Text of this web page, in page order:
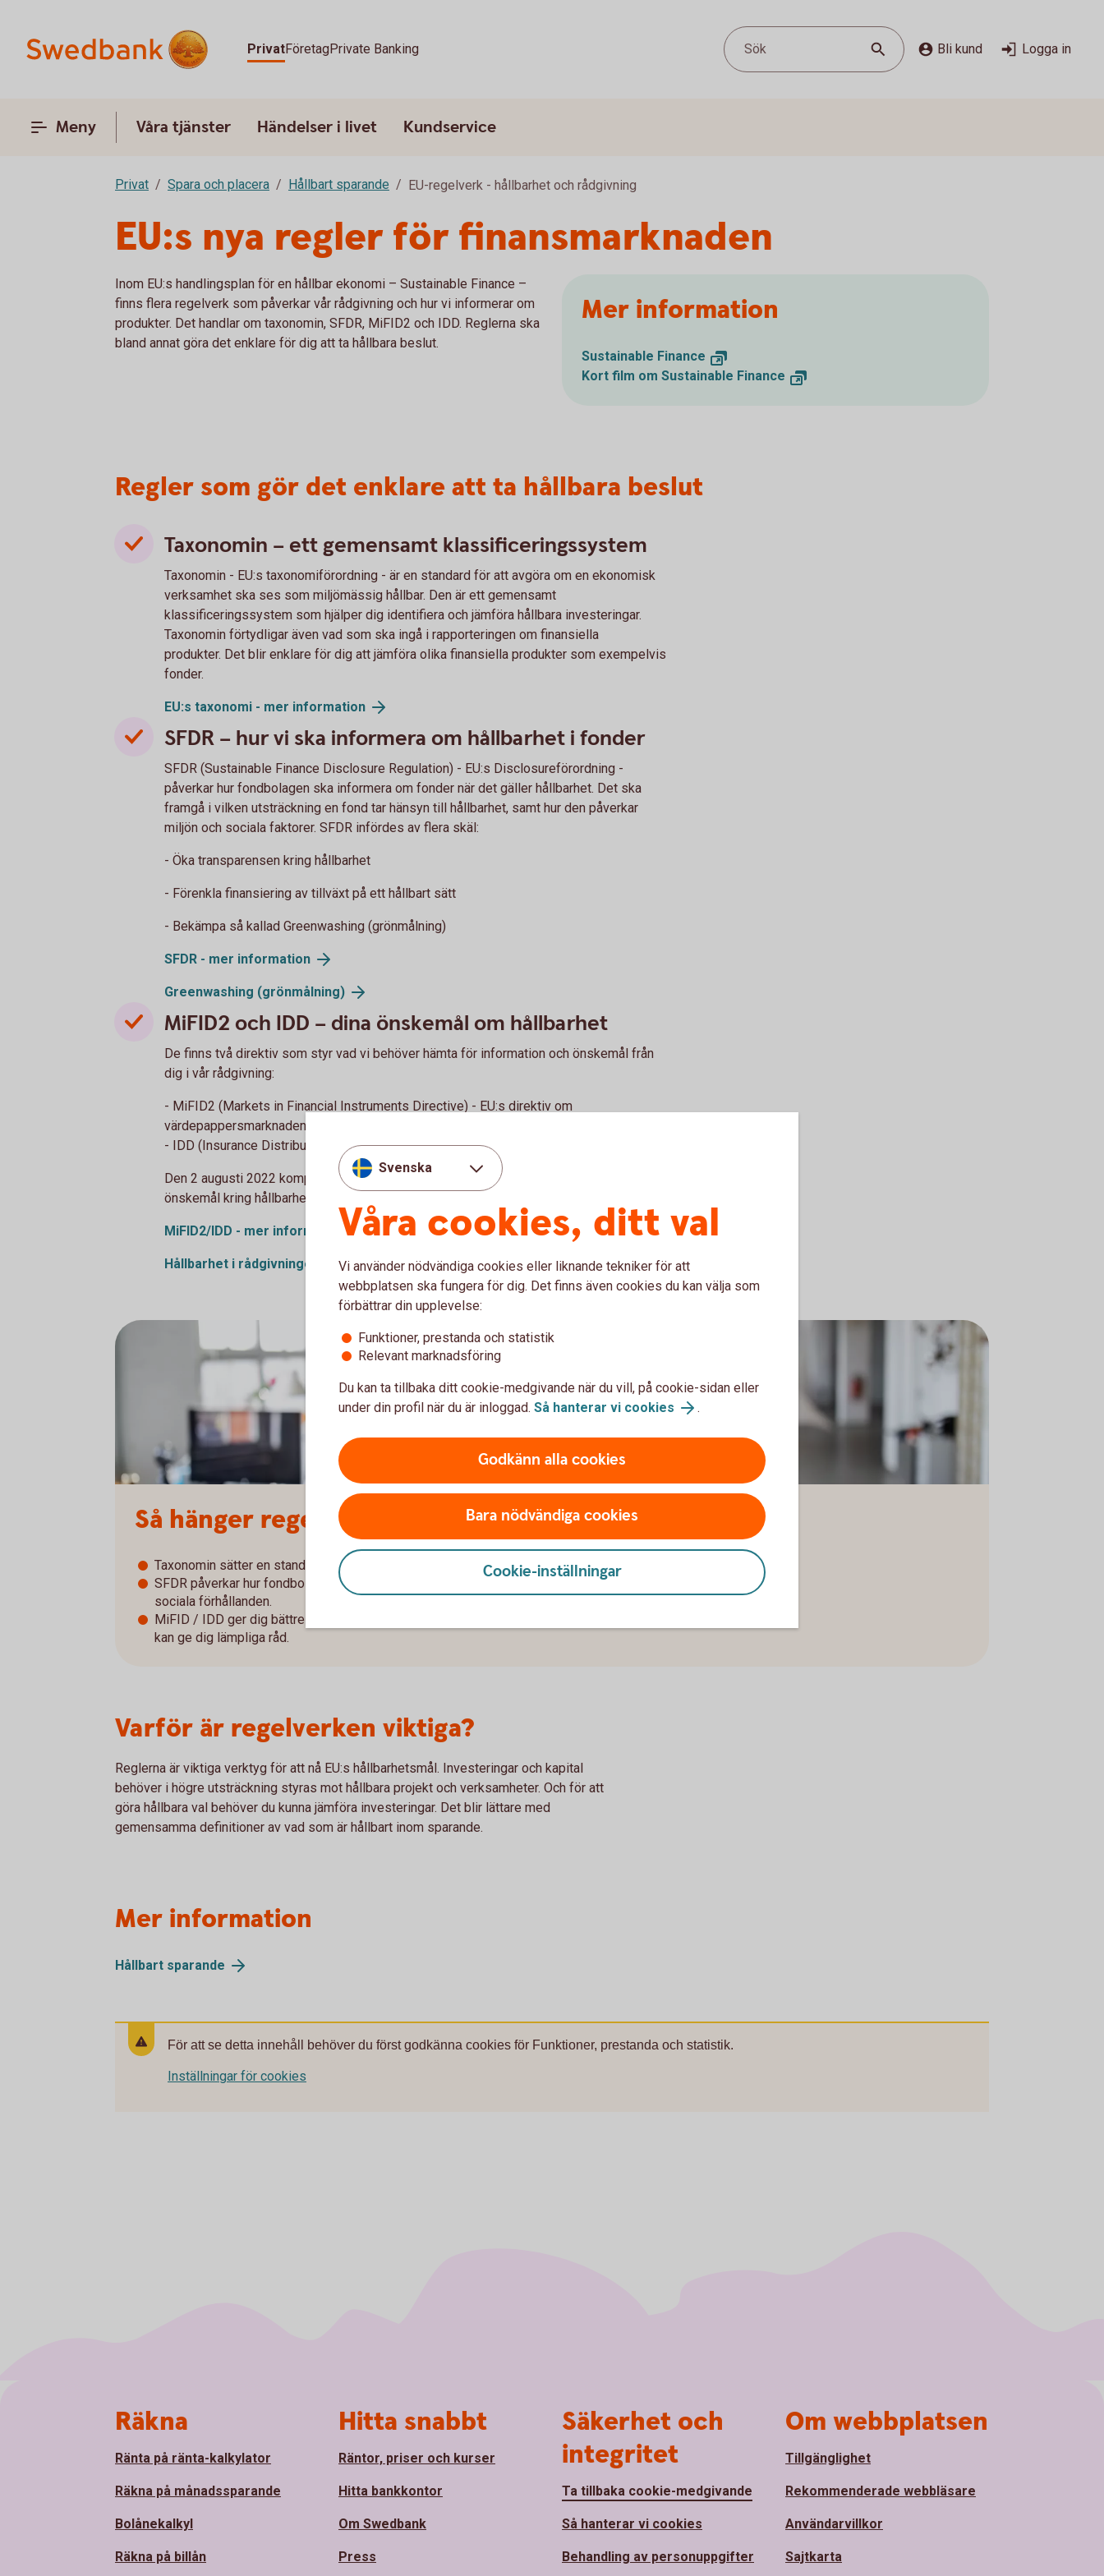
PrivatFöretagPrivate Banking Sök Bli kund Logga in
Meny Våra tjänster Händelser i livet Kundservice
Privat Spara och placera Hållbart sparande EU-regelverk - hållbarhet och rådgivning
EU:s nya regler för finansmarknaden
Inom EU:s handlingsplan för en hållbar ekonomi – Sustainable Finance –
finns flera regelverk som påverkar vår rådgivning och hur vi informerar om
produkter. Det handlar om taxonomin, SFDR, MiFID2 och IDD. Reglerna ska
bland annat göra det enklare för dig att ta hållbara beslut.
Mer information
Sustainable Finance
Kort film om Sustainable Finance
Regler som gör det enklare att ta hållbara beslut
Taxonomin – ett gemensamt klassificeringssystem
Taxonomin - EU:s taxonomiförordning - är en standard för att avgöra om en ekonomisk
verksamhet ska ses som miljömässig hållbar. Den är ett gemensamt
klassificeringssystem som hjälper dig identifiera och jämföra hållbara investeringar.
Taxonomin förtydligar även vad som ska ingå i rapporteringen om finansiella
produkter. Det blir enklare för dig att jämföra olika finansiella produkter som exempelvis
fonder.
EU:s taxonomi - mer information
SFDR – hur vi ska informera om hållbarhet i fonder
SFDR (Sustainable Finance Disclosure Regulation) - EU:s Disclosureförordning -
påverkar hur fondbolagen ska informera om fonder när det gäller hållbarhet. Det ska
framgå i vilken utsträckning en fond tar hänsyn till hållbarhet, samt hur den påverkar
miljön och sociala faktorer. SFDR infördes av flera skäl:
- Öka transparensen kring hållbarhet
- Förenkla finansiering av tillväxt på ett hållbart sätt
- Bekämpa så kallad Greenwashing (grönmålning)
SFDR - mer information
Greenwashing (grönmålning)
MiFID2 och IDD – dina önskemål om hållbarhet
De finns två direktiv som styr vad vi behöver hämta för information och önskemål från
dig i vår rådgivning:
- MiFID2 (Markets in Financial Instruments Directive) - EU:s direktiv om
värdepappersmarknaden
- IDD (Insurance Distribution Directive) - EU:s direktiv om försäkringsdistribution.
Den 2 augusti 2022 kompletterades reglerna med hållbarhetspreferenser - alltså dina
önskemål kring hållbarhet när det gäller sparande.
MiFID2/IDD - mer information
Hållbarhet i rådgivningen
Så hänger regelverken ihop
Taxonomin sätter en standard för vad som är miljömässigt hållbart.
SFDR påverkar hur fondbolag redovisar en fonds miljöpåverkan och påverkan på
sociala förhållanden.
MiFID / IDD ger dig bättre möjlighet att uttrycka dina hållbarhetspreferenser så att vi
kan ge dig lämpliga råd.
Varför är regelverken viktiga?
Reglerna är viktiga verktyg för att nå EU:s hållbarhetsmål. Investeringar och kapital
behöver i högre utsträckning styras mot hållbara projekt och verksamheter. Och för att
göra hållbara val behöver du kunna jämföra investeringar. Det blir lättare med
gemensamma definitioner av vad som är hållbart inom sparande.
Mer information
Hållbart sparande
För att se detta innehåll behöver du först godkänna cookies för Funktioner, prestanda och statistik.
Inställningar för cookies
Svenska
Våra cookies, ditt val
Vi använder nödvändiga cookies eller liknande tekniker för att
webbplatsen ska fungera för dig. Det finns även cookies du kan välja som
förbättrar din upplevelse:
Funktioner, prestanda och statistik
Relevant marknadsföring
Du kan ta tillbaka ditt cookie-medgivande när du vill, på cookie-sidan eller
under din profil när du är inloggad. Så hanterar vi cookies .
Godkänn alla cookies
Bara nödvändiga cookies
Cookie-inställningar
Räkna
Ränta på ränta-kalkylator
Räkna på månadssparande
Bolånekalkyl
Räkna på billån
Hitta snabbt
Räntor, priser och kurser
Hitta bankkontor
Om Swedbank
Press
Säkerhet och
integritet
Ta tillbaka cookie-medgivande
Så hanterar vi cookies
Behandling av personuppgifter
Om webbplatsen
Tillgänglighet
Rekommenderade webbläsare
Användarvillkor
Sajtkarta